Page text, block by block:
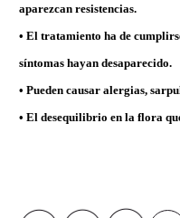
aparezcan resistencias.
• El tratamiento ha de
síntomas hayan desaparecido.
• Pueden causar alergias,
• El desequilibrio en la flora